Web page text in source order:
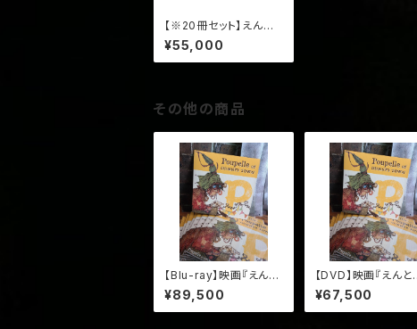
【※20冊セット】えんと
つ町のプペル (サイン入
り・送料込み)
¥55,000
その他の商品
【Blu-ray】映画『えんと
つ町のプペル』×10セッ
ト
¥89,500
【DVD】映画『えんと
町のプペル』×10セッ
¥67,500